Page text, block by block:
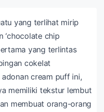
yang terlihat mirip
‘chocolate chip
yang terlintas
cokelat
cream puff ini,
memiliki tekstur lembut
membuat orang-orang